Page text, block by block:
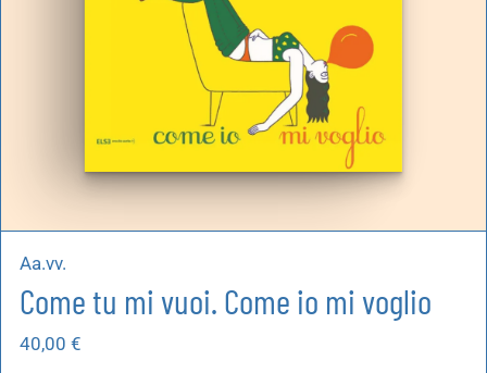
Aa.vv.
Come tu mi vuoi. Come io mi voglio
40,00 €